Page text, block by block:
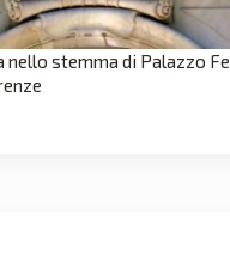
nello stemma di Palazzo